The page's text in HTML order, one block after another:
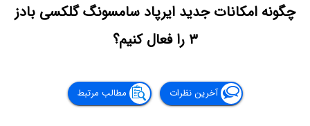
چگونه امکانات جدید ایرپاد سامسونگ گلکسی بادز
۳ را فعال کنیم؟
آخرین نظرات مطالب مرتبط